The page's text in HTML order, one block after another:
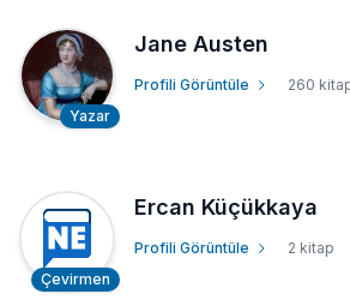
Yazar
Jane Austen
Profili Görüntüle 260
Çevirmen
Ercan Küçükkaya
Profili Görüntüle 2 kitap